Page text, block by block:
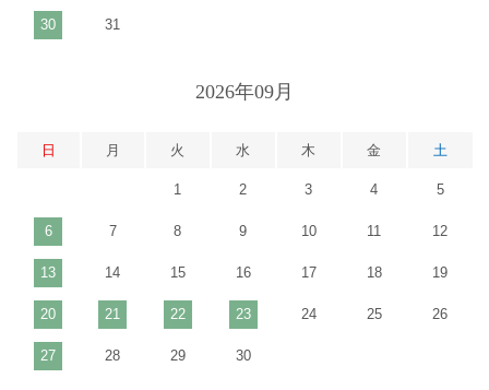
30 31
2026年09月
日 月 火 水 木 金 土
1 2 3 4 5
6 7 8 9 10 11 12
13 14 15 16 17 18 19
20 21 22 23 24 25 26
27 28 29 30